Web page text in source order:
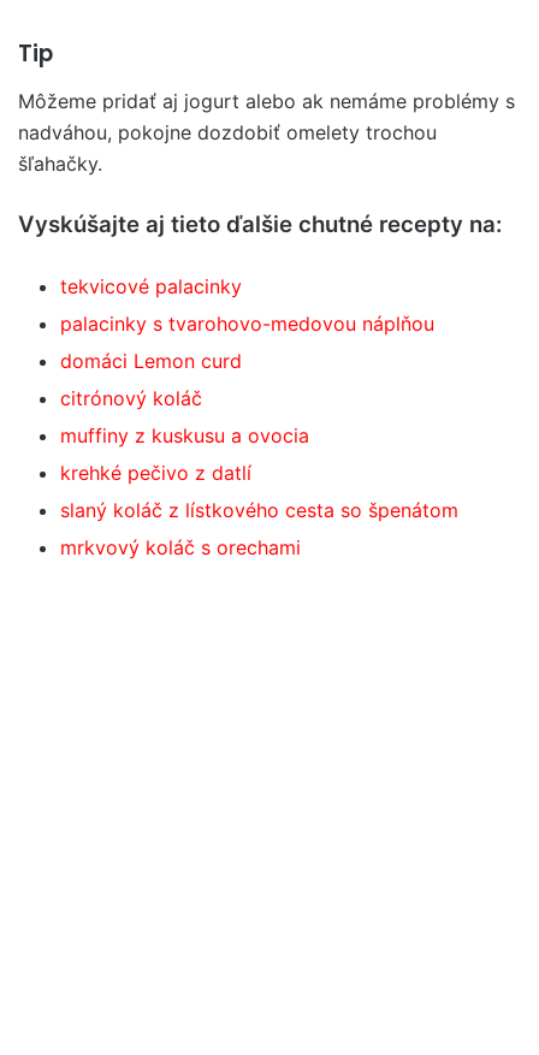
Tip
Môžeme pridať aj jogurt alebo ak nemáme problémy s
nadváhou, pokojne dozdobiť omelety trochou
šľahačky.
Vyskúšajte aj tieto ďalšie chutné recepty na:
tekvicové palacinky
palacinky s tvarohovo-medovou náplňou
domáci Lemon curd
citrónový koláč
muffiny z kuskusu a ovocia
krehké pečivo z datlí
slaný koláč z lístkového cesta so špenátom
mrkvový koláč s orechami